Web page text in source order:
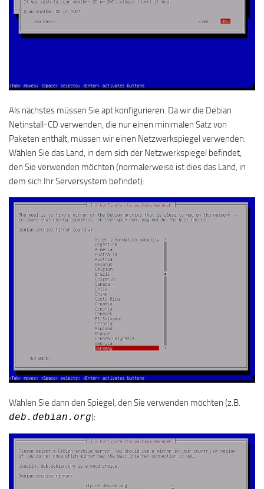
Als nächstes müssen Sie apt konfigurieren. Da wir die Debian
Netinstall-CD verwenden, die nur einen minimalen Satz von
Paketen enthält, müssen wir einen Netzwerkspiegel verwenden.
Wählen Sie das Land, in dem sich der Netzwerkspiegel befindet,
den Sie verwenden möchten (normalerweise ist dies das Land, in
dem sich Ihr Serversystem befindet):
Wählen Sie dann den Spiegel, den Sie verwenden möchten (z.B.
deb.debian.org):